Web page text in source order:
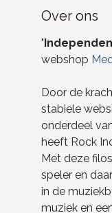
Over ons
"
webshop
Door de
stabiele
onderdeel
heeft Rock
Met deze
speler en
in de
muziek en